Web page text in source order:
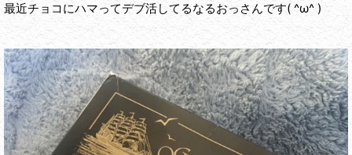
最近チョコにハマってデブ活してるなるおっさんです( ^ω^ )